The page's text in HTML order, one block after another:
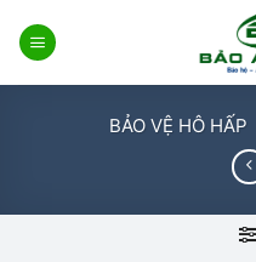
qua
BẢO VỆ HÔ HẤP